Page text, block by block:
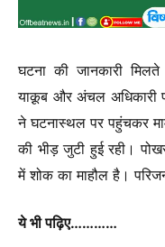
घटना की जानकारी
याक़ूब और अंचल अधिकारी
ने घटनास्थल पर पहुंचकर
की भीड़ जुटी हुई रही।
में शोक का माहौल है।
ये भी पढ़िए…………